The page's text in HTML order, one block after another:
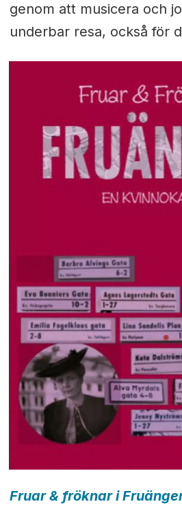
genom att musicera och
underbar resa, också för
Fruar & fröknar i